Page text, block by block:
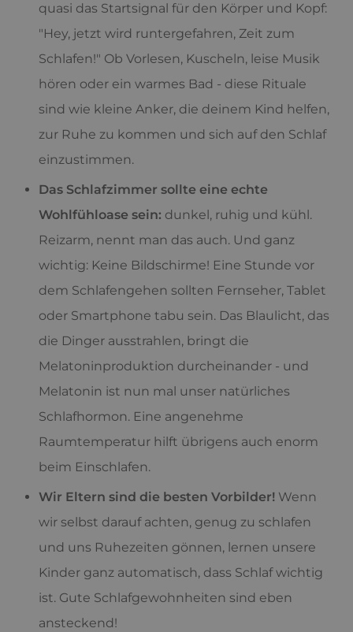
quasi das Startsignal für den Körper und Kopf:
"Hey, jetzt wird runtergefahren, Zeit zum
Schlafen!" Ob Vorlesen, Kuscheln, leise Musik
hören oder ein warmes Bad - diese Rituale
sind wie kleine Anker, die deinem Kind helfen,
zur Ruhe zu kommen und sich auf den Schlaf
einzustimmen.
Das Schlafzimmer sollte eine echte
Wohlfühloase sein: dunkel, ruhig und kühl.
Reizarm, nennt man das auch. Und ganz
wichtig: Keine Bildschirme! Eine Stunde vor
dem Schlafengehen sollten Fernseher, Tablet
oder Smartphone tabu sein. Das Blaulicht, das
die Dinger ausstrahlen, bringt die
Melatoninproduktion durcheinander - und
Melatonin ist nun mal unser natürliches
Schlafhormon. Eine angenehme
Raumtemperatur hilft übrigens auch enorm
beim Einschlafen.
Wir Eltern sind die besten Vorbilder! Wenn
wir selbst darauf achten, genug zu schlafen
und uns Ruhezeiten gönnen, lernen unsere
Kinder ganz automatisch, dass Schlaf wichtig
ist. Gute Schlafgewohnheiten sind eben
ansteckend!